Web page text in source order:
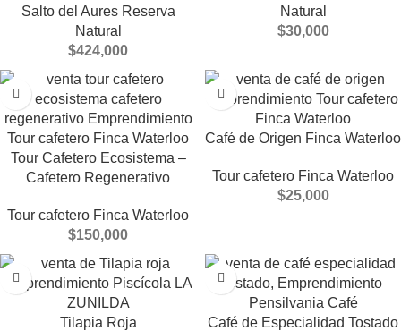
Salto del Aures Reserva
Natural
$424,000
Natural
$30,000
Tour Cafetero Ecosistema –
Cafetero Regenerativo
Tour cafetero Finca Waterloo
$150,000
Café de Origen Finca Waterloo
Tour cafetero Finca Waterloo
$25,000
Tilapia Roja Café de Especialidad Tostado